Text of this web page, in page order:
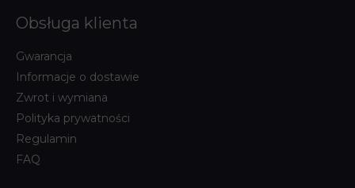
Obsługa klienta
Gwarancja
Informacje o dostawie
Zwrot i wymiana
Polityka prywatności
Regulamin
FAQ